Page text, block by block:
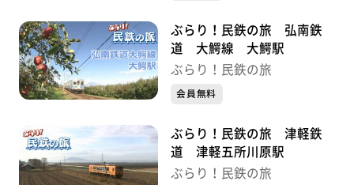
ぶらり！民鉄の旅 弘南鉄
道 大鰐線 大鰐駅
ぶらり！民鉄の旅
会員無料
ぶらり！民鉄の旅 津軽鉄
道 津軽五所川原駅
ぶらり！民鉄の旅